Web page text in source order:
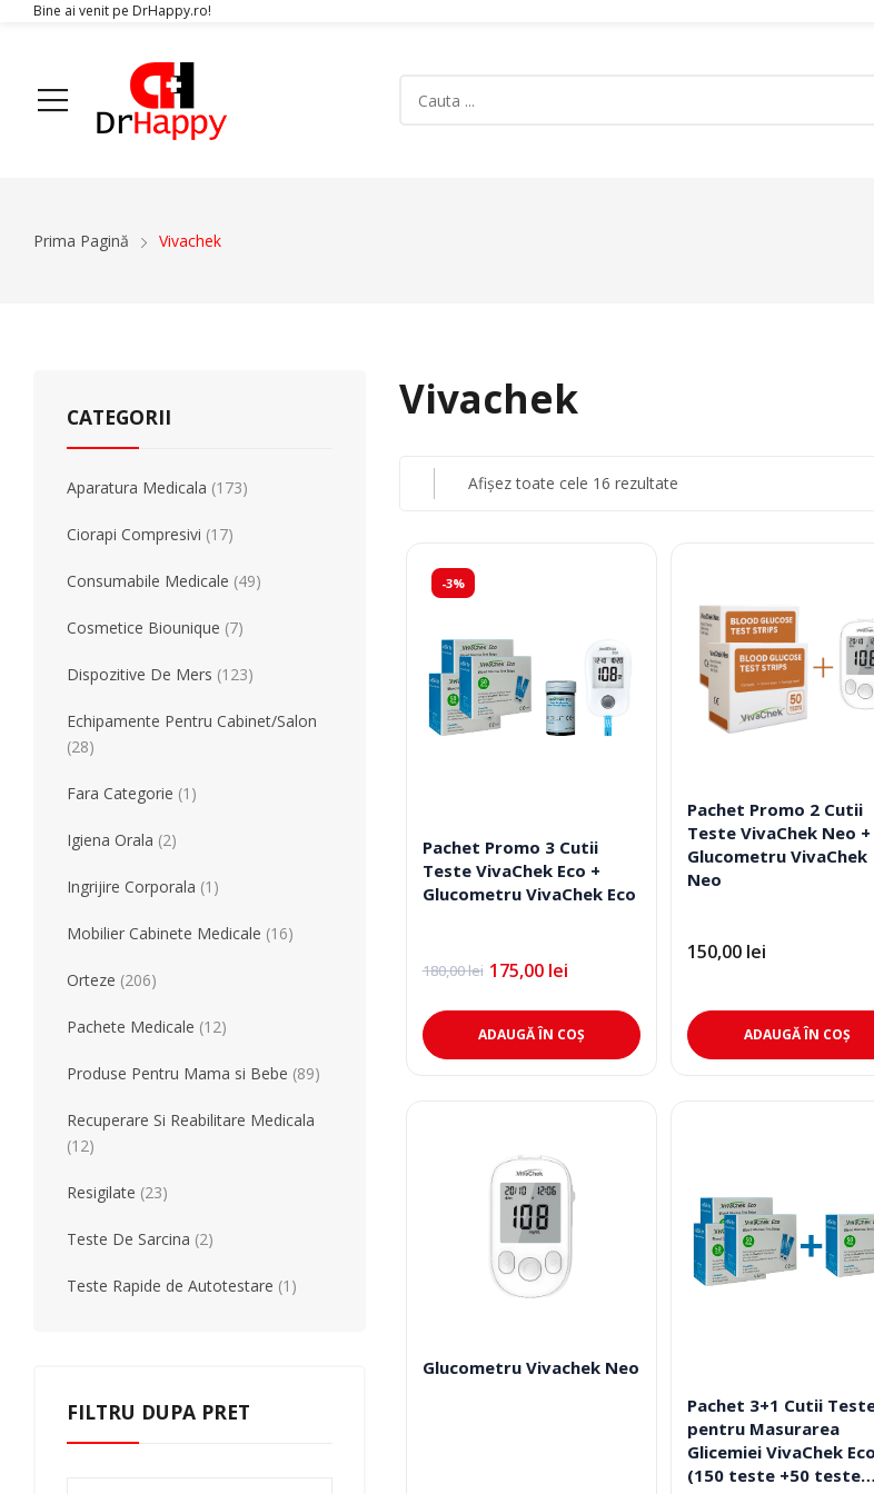
Bine ai venit pe DrHappy.ro!
Electrocardiografe
Pompe Infuzie
Tensiometre
Unitate Aspiratie
Stetoscoape
Accesorii
Orteze Pentru Mana
Accesorii Medicale Pentru Recuperare Si
Echipamente Pentru Cabinet/Salon Recuperare Si Reabilitare Medicala
Produse Pentru Mama Si Bebe
Prima Pagină Vivachek
Vivachek
Afișez toate cele 16 rezultateSortat
evaluarea
-3%
Pachet Promo 3 Cutii
Teste VivaChek Eco +
Glucometru VivaChek Eco
180,00lei
Prețul
a
fost:
180,00 lei.
175,00 lei
Prețul
este:
175,00 lei.ADAUGĂ ÎN COȘ
Pachet Promo 2 Cutii
Teste VivaChek Neo +
Glucometru VivaChek
Neo
150,00 lei
ADAUGĂ ÎN COȘ
Glucometru Vivachek Neo
Pachet 3+1 Cutii
pentru Masurarea
Glicemiei VivaChek Eco
(150 teste +50 teste
CATEGORII
Aparatura Medicala (173)
Ciorapi Compresivi (17)
Consumabile Medicale (49)
Cosmetice Biounique (7)
Dispozitive De Mers (123)
Echipamente Pentru Cabinet/Salon
(28)
Fara Categorie (1)
Igiena Orala (2)
Ingrijire Corporala (1)
Mobilier Cabinete Medicale (16)
Orteze (206)
Pachete Medicale (12)
Produse Pentru Mama si Bebe (89)
Recuperare Si Reabilitare Medicala
(12)
Resigilate (23)
Teste De Sarcina (2)
Teste Rapide de Autotestare (1)
FILTRU DUPA PRET